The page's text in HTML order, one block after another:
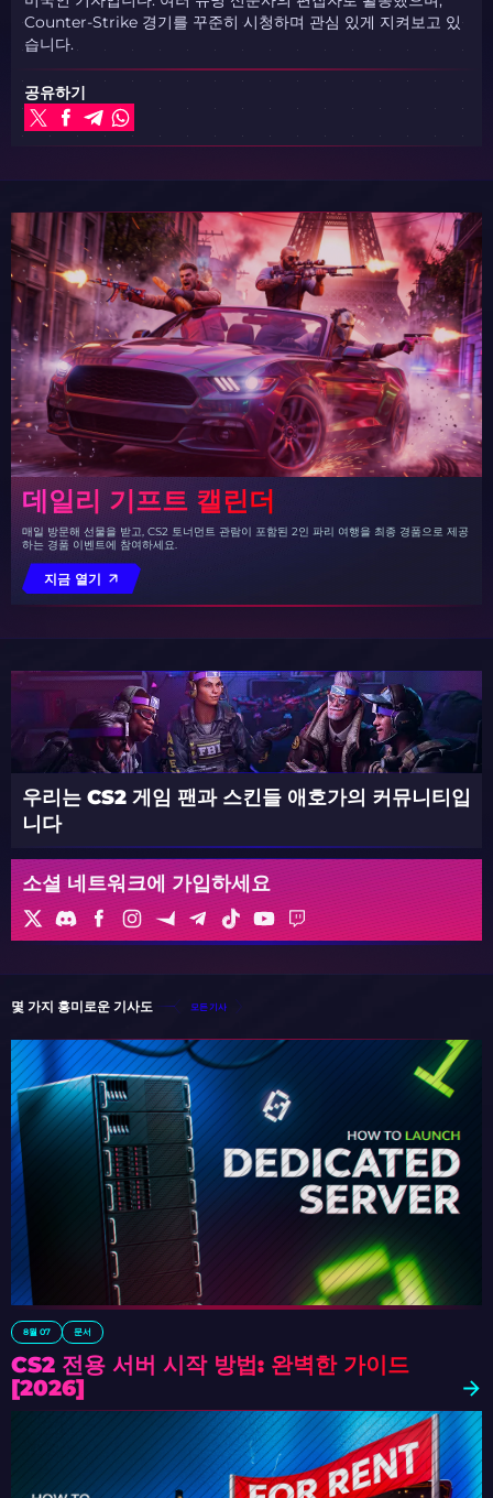
Counter-Strike 경기를 꾸준히 시청하며 관심 있게 지켜보고 있
습니다.
공유하기
데일리 기프트 캘린더
매일 방문해 선물을 받고, CS2 토너먼트 관람이 포함된 2인 파리 여행을 최종 경품으로 제공
하는 경품 이벤트에 참여하세요.
지금 열기
우리는 CS2 게임 팬과 스킨들 애호가의 커뮤니티입
니다
소셜 네트워크에 가입하세요
몇 가지 흥미로운 기사도 모든 기사
8월 07 문서
CS2 전용 서버 시작 방법: 완벽한 가이드
[2026]